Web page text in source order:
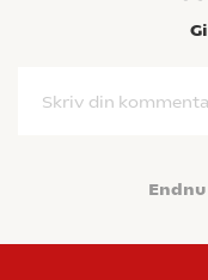
Skriv din